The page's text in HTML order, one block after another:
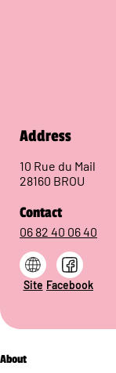
Address
10 Rue du Mail
28160 BROU
Contact
06 82 40 06 40
Site Facebook
About